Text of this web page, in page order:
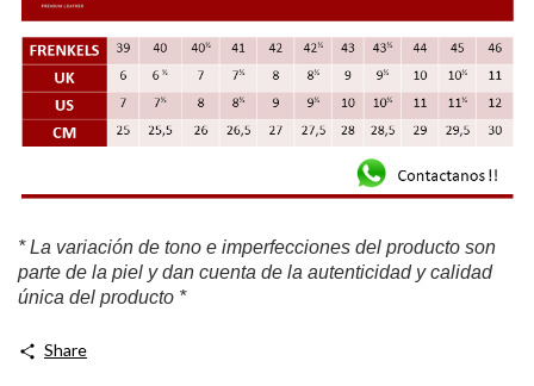
* La variación de tono e imperfecciones del producto son
parte de la piel y dan cuenta de la autenticidad y calidad
única del producto *
Share